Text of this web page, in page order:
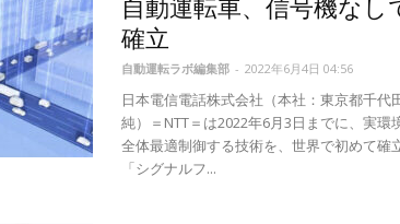
自動運転車、信号機な
確立
自動運転ラボ編集部 - 2022年6月4日 04:56
日本電信電話株式会社（本社：東京都千
純）＝NTT＝は2022年6月3日までに、実
全体最適制御する技術を、世界で初めて確
「シグナルフ...